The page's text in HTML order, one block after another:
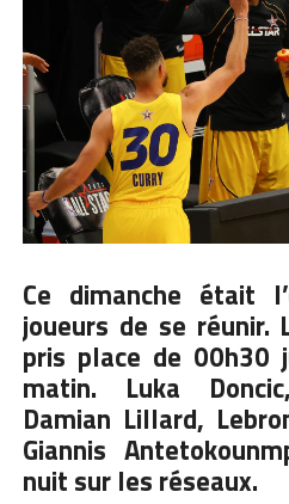
Ce dimanche était
joueurs de se réunir.
pris place de 00h30
matin. Luka
Damian Lillard,
Giannis
nuit sur les réseaux.